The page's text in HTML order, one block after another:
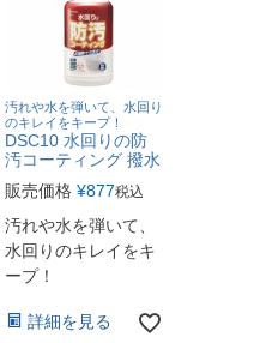
汚れや水を弾いて、水回り
のキレイをキープ！
DSC10 水回りの防
汚コーティング 撥水
販売価格 ¥877税込
汚れや水を弾いて、
水回りのキレイをキ
ープ！
詳細を見る